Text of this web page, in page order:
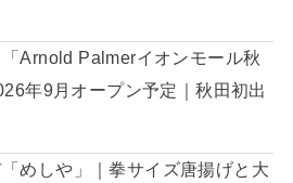
「Arnold Palmerイオンモール秋
年9月オープン予定｜秋田初出
めしや」｜拳サイズ唐揚げと大